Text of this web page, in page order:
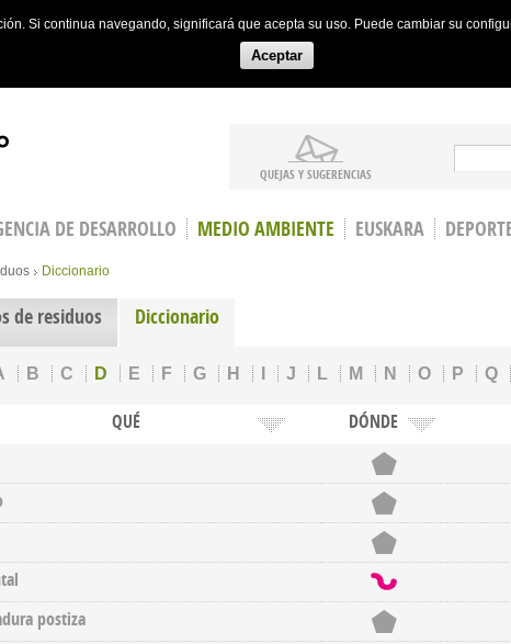
Si continua navegando, significará que acepta su uso. Puede cambiar su
Aceptar
QUEJAS Y SUGERENCIAS
DE DESARROLLO MEDIO AMBIENTE EUSKARA
Diccionario
de residuos Diccionario
B C D E F G H J L M N O P Q
QUÉ DÓNDE
postiza